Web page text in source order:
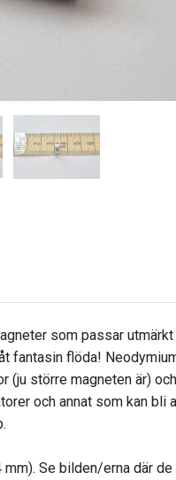
som passar
fantasin flöda!
(ju större magneten är)
och annat som kan
Se bilden/erna där